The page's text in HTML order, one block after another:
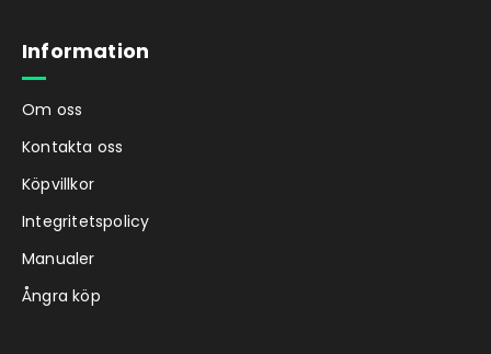
Information
Om oss
Kontakta oss
Köpvillkor
Integritetspolicy
Manualer
Ångra köp